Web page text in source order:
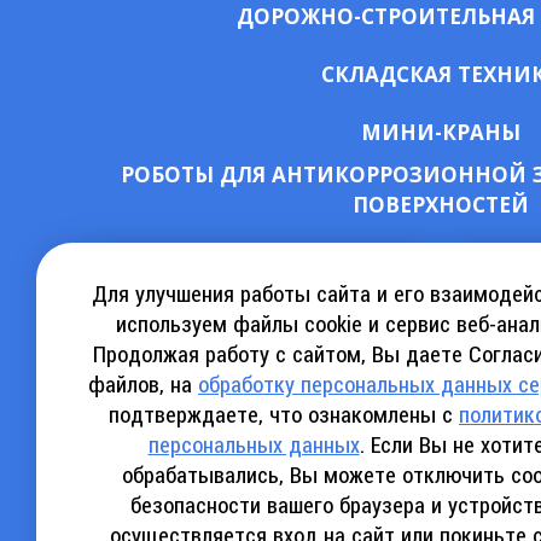
ДОРОЖНО-СТРОИТЕЛЬНАЯ
СКЛАДСКАЯ
МИНИ-КРАНЫ
РОБОТЫ ДЛЯ АНТИКОРРОЗИОННОЙ
ПОВЕРХНОСТЕЙ
СКАЧАТЬ КАТАЛОГ АРЕНДЫ
СКАЧАТЬ КАТАЛОГ SINOBOOM
Политика конфиденциальности
Для улучшения работы сайта и его
используем файлы cookie и сервис веб-
Продолжая работу с сайтом, Вы даете
файлов, на обработку персональных данных
подтверждаете, что ознакомлены с
персональных данных. Если Вы не
обрабатывались, Вы можете отключить
безопасности вашего браузера и
осуществляется вход на сайт или покиньте